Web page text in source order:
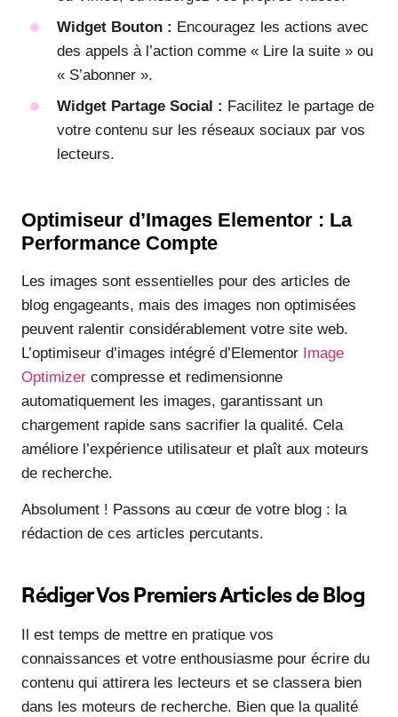
Widget Bouton : Encouragez les actions avec
des appels à l’action comme « Lire la suite » ou
« S’abonner ».
Widget Partage Social : Facilitez le partage de
votre contenu sur les réseaux sociaux par vos
lecteurs.
Optimiseur d’Images Elementor : La
Performance Compte
Les images sont essentielles pour des articles de
blog engageants, mais des images non optimisées
peuvent ralentir considérablement votre site web.
L’optimiseur d’images intégré d’Elementor Image
Optimizer compresse et redimensionne
automatiquement les images, garantissant un
chargement rapide sans sacrifier la qualité. Cela
améliore l’expérience utilisateur et plaît aux moteurs
de recherche.
Absolument ! Passons au cœur de votre blog : la
rédaction de ces articles percutants.
Rédiger Vos Premiers Articles de Blog
Il est temps de mettre en pratique vos
connaissances et votre enthousiasme pour écrire du
contenu qui attirera les lecteurs et se classera bien
dans les moteurs de recherche. Bien que la qualité